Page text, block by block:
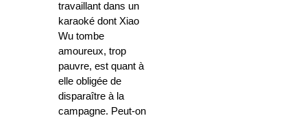
travaillant dans un
karaoké dont Xiao
Wu tombe
amoureux, trop
pauvre, est quant à
elle obligée de
disparaître à la
campagne. Peut-on